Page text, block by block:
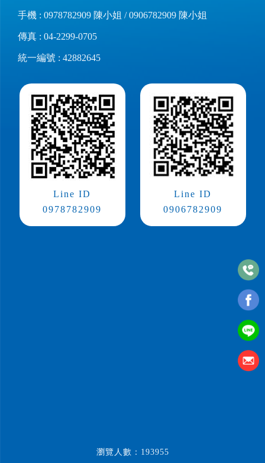
手機 : 0978782909 陳小姐 /0906782909 陳小姐
傳真 : 04-2299-0705
統一編號 : 42882645
Line ID
0978782909
Line ID
0906782909
瀏覽人數：193955